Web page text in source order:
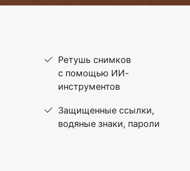
Ретушь снимков
с помощью ИИ-
инструментов
Защищенные ссылки,
водяные знаки, пароли